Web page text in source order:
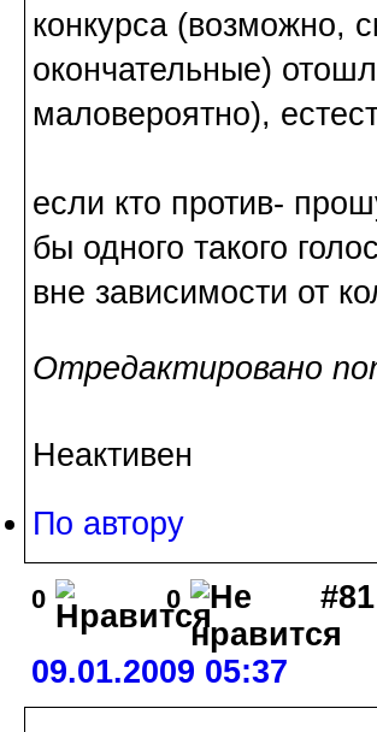
конкурса (возможно,
окончательные)
маловероятно),
если кто против-
бы одного такого
вне зависимости от
Отредактировано
Неактивен
По автору
0 0 #81
09.01.2009 05:37